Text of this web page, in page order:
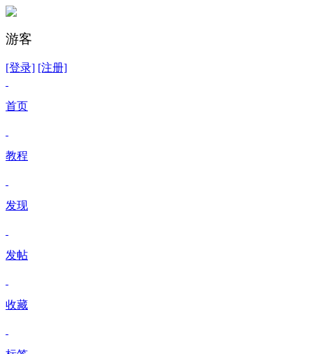
游客
[登录] [注册]
首页
教程
发现
发帖
收藏